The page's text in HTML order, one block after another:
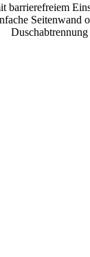
barrierefreiem
Seitenwand
Duschabtrennung